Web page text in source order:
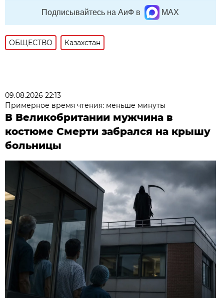
Подписывайтесь на АиФ в MAX
ОБЩЕСТВО Казахстан
09.08.2026 22:13
Примерное время чтения: меньше минуты
В Великобритании мужчина в
костюме Смерти забрался на крышу
больницы